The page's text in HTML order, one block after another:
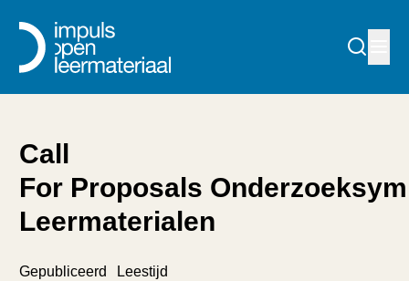
Call
For Proposals
Leermaterialen
Gepubliceerd Leestijd